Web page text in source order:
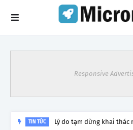
Responsive
TIN TỨC Lý do tạm dừng khai thác